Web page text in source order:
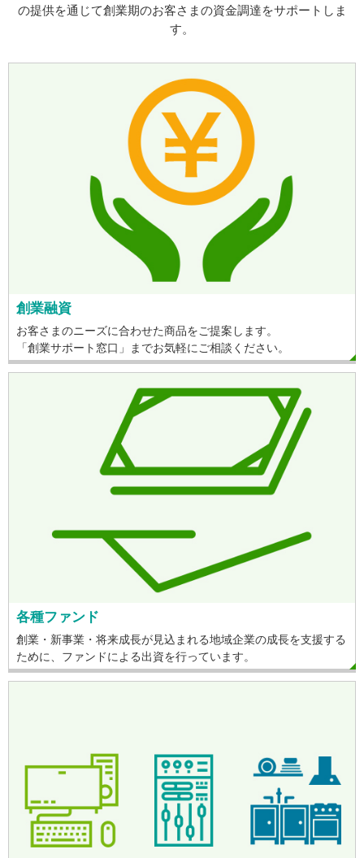
の提供を通じて創業期のお客さまの資金調達をサポートしま
す。
創業融資
お客さまのニーズに合わせた商品をご提案します。
「創業サポート窓口」までお気軽にご相談ください。
各種ファンド
創業・新事業・将来成長が見込まれる地域企業の成長を支援する
ために、ファンドによる出資を行っています。